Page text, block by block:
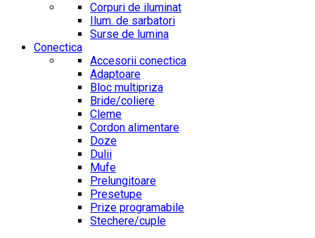
Corpuri de iluminat
Ilum. de sarbatori
Surse de lumina
Conectica
Accesorii conectica
Adaptoare
Bloc multipriza
Bride/coliere
Cleme
Cordon alimentare
Doze
Dulii
Mufe
Prelungitoare
Presetupe
Prize programabile
Stechere/cuple